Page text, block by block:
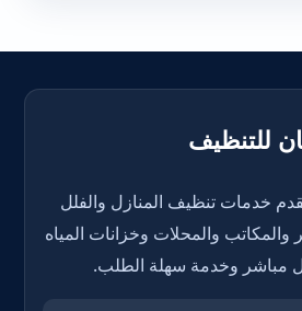
للتنظيف
خدمات تنظيف المنازل والفلل
والمكاتب والمحلات وخزانات المياه
مباشر وخدمة سهلة الطلب.